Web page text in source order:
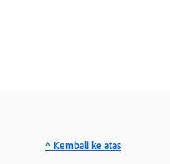
^ Kembali ke atas